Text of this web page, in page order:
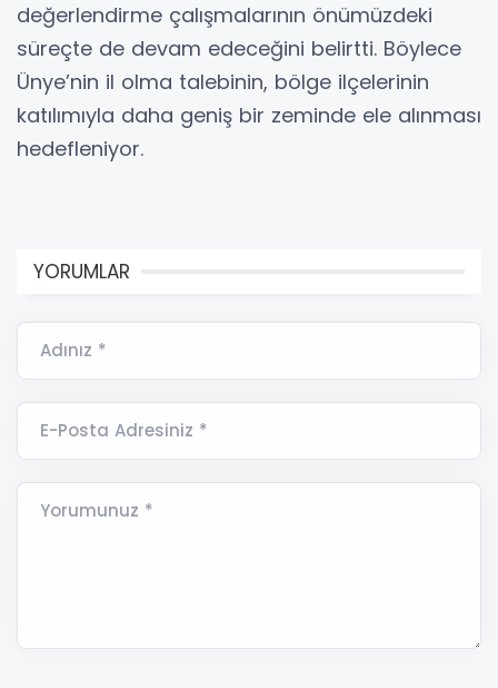
değerlendirme çalışmalarının önümüzdeki
süreçte de devam edeceğini belirtti. Böylece
Ünye’nin il olma talebinin, bölge ilçelerinin
katılımıyla daha geniş bir zeminde ele alınması
hedefleniyor.
YORUMLAR
Adınız *
E-Posta Adresiniz *
Yorumunuz *